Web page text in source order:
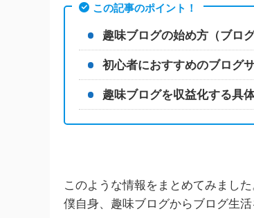
この記事のポイント！
趣味ブログの始め方（ブロ
初心者におすすめのブログ
趣味ブログを収益化する具
このような情報をまとめてみました
僕自身、趣味ブログからブログ生